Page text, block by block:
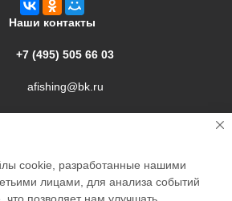
Наши контакты
+7 (495) 505 66 03
afishing@bk.ru
cookie, разработанные нашими
лицами, для анализа событий